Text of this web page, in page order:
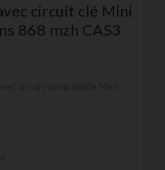
circuit clé Mini
868 mzh CAS3